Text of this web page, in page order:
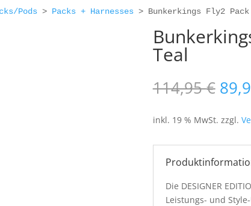
Pods > Packs + Harnesses > Bunkerkings Fly2
Teal
114,95€
war:
inkl. 19 % MwSt. zzgl.
Die DESIGNER
Leistungs- und